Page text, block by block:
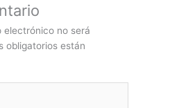
electrónico no será
obligatorios están